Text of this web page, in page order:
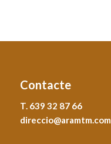
Contacte
T. 639 32 87 66
direccio@aramtm.com